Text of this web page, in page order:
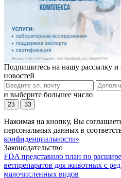
Подпишитесь на нашу рассылку и
новостей
и выберите большее число
23 33
Нажимая на кнопку, Вы
персональных данных в
конфиденциальности»
Законодательство
FDA представило план по
ветпрепаратов для животных с
малочисленных видов